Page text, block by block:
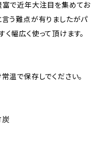
富で近年大注目を集めてお
言う難点が有りましたがパ
幅広く使って頂けます。
温で保存しでください。
炭